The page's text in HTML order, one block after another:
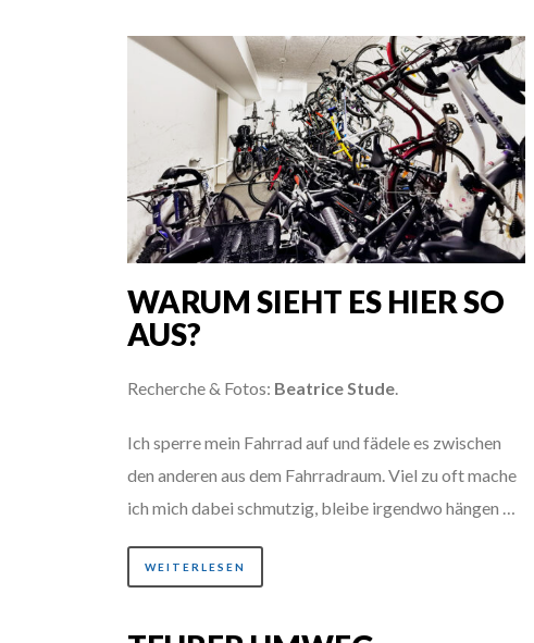
WARUM SIEHT ES HIER SO
AUS?
Recherche & Fotos: Beatrice Stude.
Ich sperre mein Fahrrad auf und fädele es zwischen
den anderen aus dem Fahrradraum. Viel zu oft mache
ich mich dabei schmutzig, bleibe irgendwo hängen …
WEITERLESEN